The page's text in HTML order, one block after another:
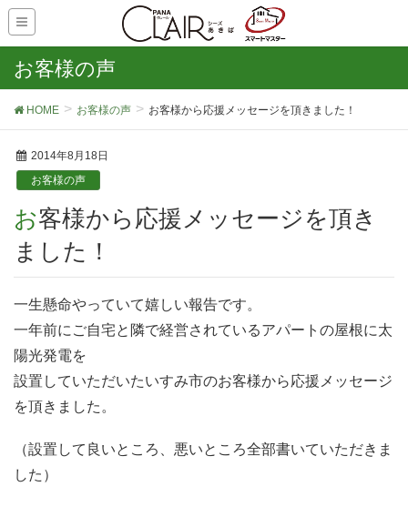
お客様の声
HOME お客様の声 お客様から応援メッセージを頂きました！
2014年8月18日
お客様の声
お客様から応援メッセージを頂き
ました！
一生懸命やっていて嬉しい報告です。
一年前にご自宅と隣で経営されているアパートの屋根に太
陽光発電を
設置していただいたいすみ市のお客様から応援メッセージ
を頂きました。
（設置して良いところ、悪いところ全部書いていただきま
した）